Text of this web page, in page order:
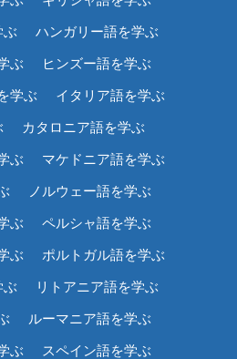
ぶ ハンガリー語を学ぶ
ぶ ヒンズー語を学ぶ
学ぶ イタリア語を学ぶ
カタロニア語を学ぶ
ぶ マケドニア語を学ぶ
ノルウェー語を学ぶ
ぶ ペルシャ語を学ぶ
ぶ ポルトガル語を学ぶ
ぶ リトアニア語を学ぶ
ルーマニア語を学ぶ
ぶ スペイン語を学ぶ